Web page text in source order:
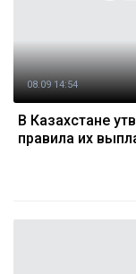
08.09 14:54
В Казахстане
правила их